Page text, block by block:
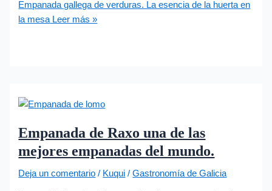
Empanada gallega de verduras. La esencia de la huerta en
la mesaLeer más »
Empanada de Raxo una de las
mejores empanadas del mundo.
Deja un comentario / Kuqui /Gastronomía de Galicia